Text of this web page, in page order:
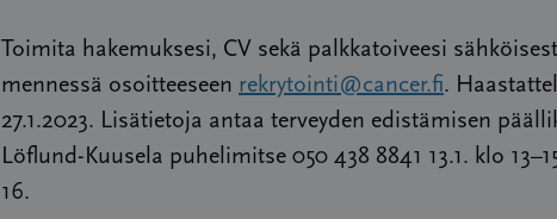
Toimita hakemuksesi, CV sekä palkkatoiveesi
mennessä osoitteeseen rekrytointi@cancer.fi.
27.1.2023. Lisätietoja antaa terveyden edistämisen
Löflund-Kuusela puhelimitse 050 438 8841 13.1. klo
16.